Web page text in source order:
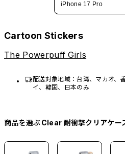
iPhone 17 Pro
Cartoon Stickers
The Powerpuff Girls
配送対象地域：台湾、マカオ、
イ、韓国、日本のみ
商品を選ぶClear 耐衝撃クリアケー